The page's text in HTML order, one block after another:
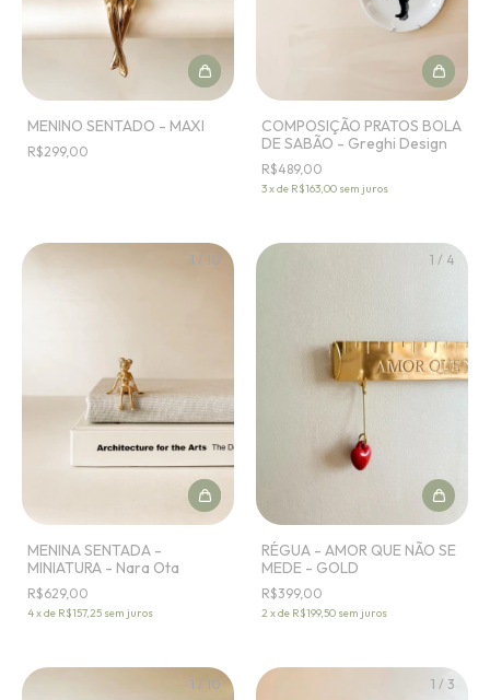
MENINO SENTADO - MAXI
R$299,00
COMPOSIÇÃO PRATOS BOLA
DE SABÃO - Greghi Design
R$489,00
3xde R$163,00 sem juros
1 / 10
MENINA SENTADA -
MINIATURA - Nara Ota
R$629,00
4xde R$157,25 sem juros
1 / 4
RÉGUA - AMOR QUE NÃO SE
MEDE - GOLD
R$399,00
2 xde R$199,50 sem juros
1 / 10 1 / 3